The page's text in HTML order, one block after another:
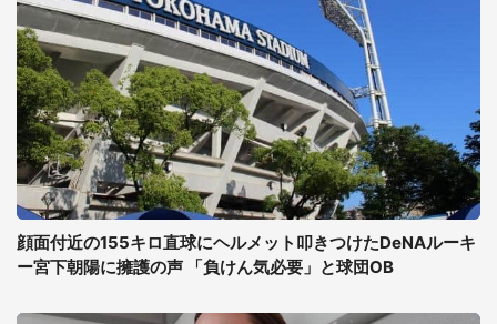
顔面付近の155キロ直球にヘルメット叩きつけたDeNAルーキ
ー宮下朝陽に擁護の声 「負けん気必要」と球団OB